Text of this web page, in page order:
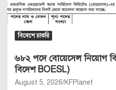
বিদেশে চাকরি
৬৮২ পদে বোয়েসেল নিয়োগ
বিদেশ BOESL)
August 5, 2026 KFPlanet